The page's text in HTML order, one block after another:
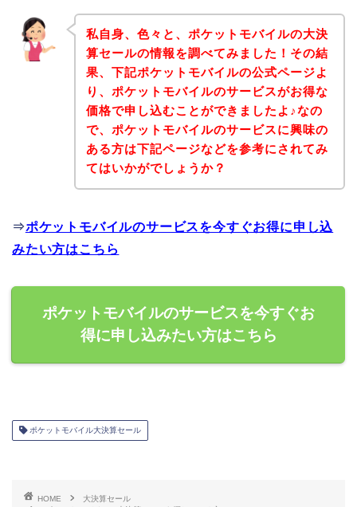
私自身、色々と、ポケットモバイルの大決
算セールの情報を調べてみました！その結
果、下記ポケットモバイルの公式ページよ
り、ポケットモバイルのサービスがお得な
価格で申し込むことができましたよ♪なの
で、ポケットモバイルのサービスに興味の
ある方は下記ページなどを参考にされてみ
てはいかがでしょうか？
⇒ポケットモバイルのサービスを今すぐお得に申し込
みたい方はこちら
ポケットモバイルのサービスを今すぐお
得に申し込みたい方はこちら
ポケットモバイル大決算セール
HOME
大決算セール